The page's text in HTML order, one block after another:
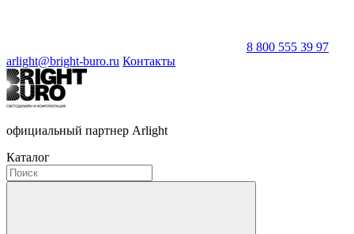
8 800 555 39 97
arlight@bright-buro.ru Контакты
официальный партнер Arlight
Каталог